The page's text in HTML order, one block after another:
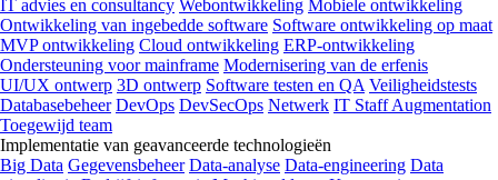
IT advies en consultancy Webontwikkeling Mobiele ontwikkeling
Ontwikkeling van ingebedde software Software ontwikkeling op maat
MVP ontwikkeling Cloud ontwikkeling ERP-ontwikkeling
Ondersteuning voor mainframe Modernisering van de erfenis
UI/UX ontwerp 3D ontwerp Software testen en QA Veiligheidstests
Databasebeheer DevOps DevSecOps Netwerk IT Staff Augmentation
Toegewijd team
Implementatie van geavanceerde technologieën
Big Data Gegevensbeheer Data-analyse Data-engineering Data